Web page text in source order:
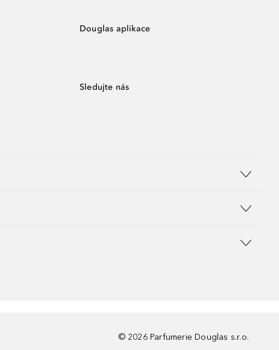
Douglas aplikace
Sledujte nás
© 2026 Parfumerie Douglas s.r.o.